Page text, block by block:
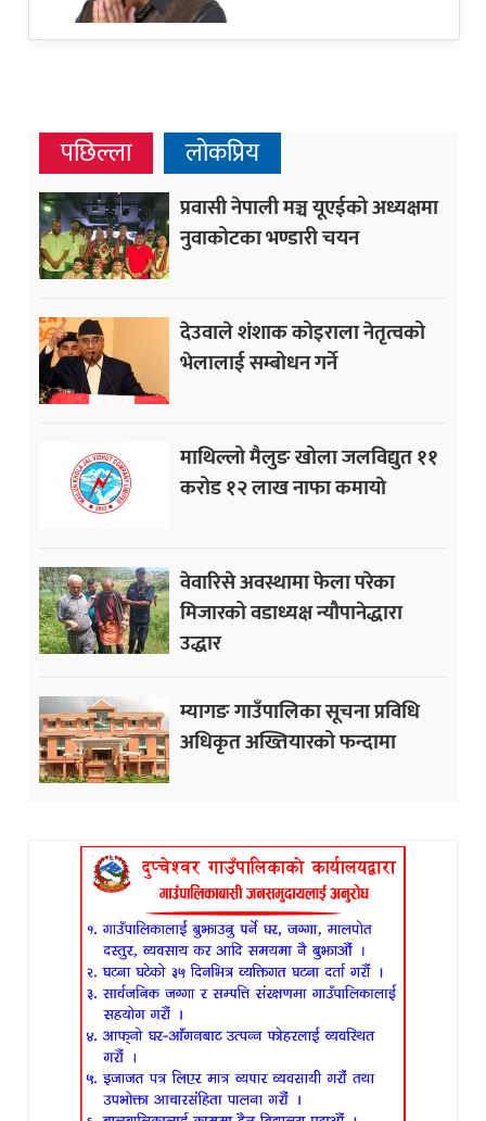
पछिल्ला लोकप्रिय
प्रवासी नेपाली मञ्च यूएईको अध्यक्षमा
नुवाकोटका भण्डारी चयन
देउवाले शंशाक कोइराला नेतृत्वको
भेलालाई सम्बोधन गर्ने
माथिल्लो मैलुङ खोला जलविद्युत ११
करोड १२ लाख नाफा कमायाे
वेवारिसे अवस्थामा फेला परेका
मिजारको वडाध्यक्ष न्यौपानेद्धारा
उद्धार
म्यागङ गाउँपालिका सूचना प्रविधि
अधिकृत अख्तियारको फन्दामा